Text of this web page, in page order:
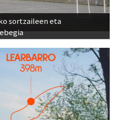
sortzaileen eta